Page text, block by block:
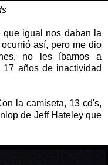
que igual nos daban la
así, pero me dio
no les íbamos a
años de inactividad
la camiseta, 13 cd's,
de Jeff Hateley que